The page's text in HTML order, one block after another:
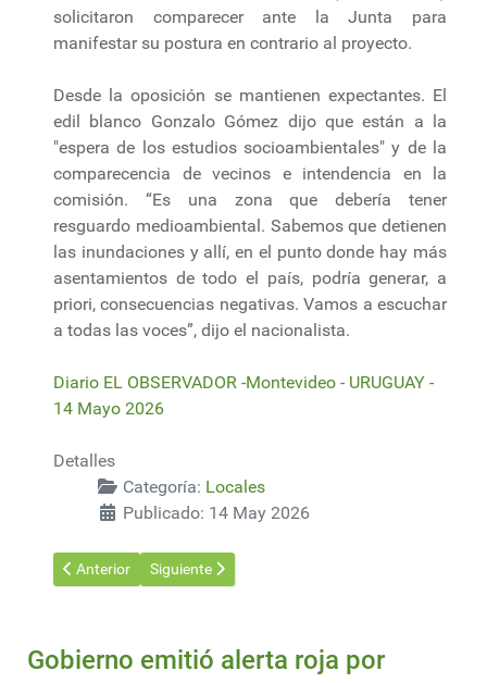
solicitaron comparecer ante la Junta para
manifestar su postura en contrario al proyecto.
Desde la oposición se mantienen expectantes. El
edil blanco Gonzalo Gómez dijo que están a la
"espera de los estudios socioambientales" y de la
comparecencia de vecinos e intendencia en la
comisión. “Es una zona que debería tener
resguardo medioambiental. Sabemos que detienen
las inundaciones y allí, en el punto donde hay más
asentamientos de todo el país, podría generar, a
priori, consecuencias negativas. Vamos a escuchar
a todas las voces”, dijo el nacionalista.
Diario EL OBSERVADOR -Montevideo - URUGUAY -
14 Mayo 2026
Detalles
Categoría: Locales
Publicado: 14 May 2026
Artículo anterior: Canelones, Colonia y Montevideo
Anterior Artículo siguiente: El subsecretario Olesker
Siguiente
Gobierno emitió alerta roja por